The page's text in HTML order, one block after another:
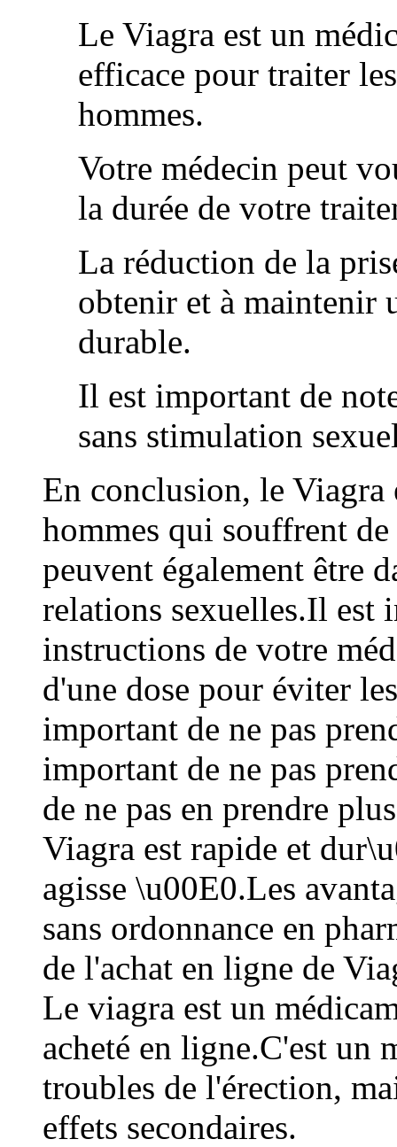
Le Viagra est un
efficace pour traiter
hommes.
Votre médecin peut
la durée de votre
La réduction de la
obtenir et à maintenir
durable.
Il est important de
sans stimulation
En conclusion, le Viagra
hommes qui souffrent
peuvent également être
relations sexuelles.Il est
instructions de votre
d'une dose pour éviter
important de ne pas
important de ne pas
de ne pas en prendre
Viagra est rapide et
agisse \u00E0.Les
sans ordonnance en
de l'achat en ligne de
Le viagra est un
acheté en ligne.C'est un
troubles de l'érection,
effets secondaires.